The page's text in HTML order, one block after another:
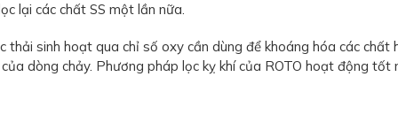
lại các chất SS một lần nữa.
sinh hoạt qua chỉ số oxy cần dùng để khoáng hóa các
dòng chảy. Phương pháp lọc kỵ khí của ROTO hoạt động